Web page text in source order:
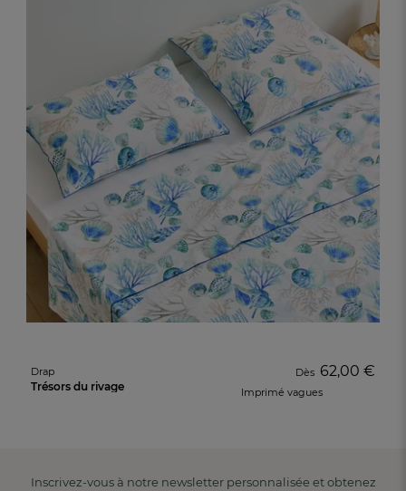
Drap
Trésors du rivage
Dès 62,00 €
Imprimé vagues
Inscrivez-vous à notre newsletter personnalisée et obtenez